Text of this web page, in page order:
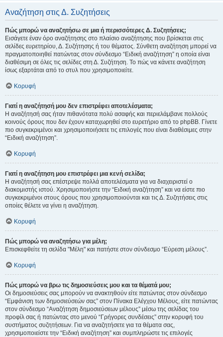
Αναζήτηση στις Δ. Συζητήσεις
Πώς μπορώ να αναζητήσω σε μια ή περισσότερες Δ. Συζητήσεις;
Εισάγετε έναν όρο αναζήτησης στο πλαίσιο αναζήτησης που βρίσκεται στις
σελίδες ευρετηρίου, Δ. Συζήτησης ή του θέματος. Σύνθετη αναζήτηση μπορεί να
πραγματοποιηθεί πατώντας στον σύνδεσμο “Ειδική αναζήτηση” η οποία είναι
διαθέσιμη σε όλες τις σελίδες στη Δ. Συζήτηση. Το πώς να κάνετε αναζήτηση
ίσως εξαρτάται από το στυλ που χρησιμοποιείτε.
Κορυφή
Γιατί η αναζήτησή μου δεν επιστρέφει αποτελέσματα;
Η αναζήτησή σας ήταν πιθανότατα πολύ ασαφής και περιελάμβανε πολλούς
κοινούς όρους που δεν έχουν καταχωρηθεί στο ευρετήριο από το phpBB. Γίνετε
πιο συγκεκριμένοι και χρησιμοποιήσετε τις επιλογές που είναι διαθέσιμες στην
“Ειδική αναζήτηση”.
Κορυφή
Γιατί η αναζήτηση μου επιστρέφει μια κενή σελίδα;
Η αναζήτησή σας επέστρεψε πολλά αποτελέσματα για να διαχειριστεί ο
διακομιστής ιστού. Χρησιμοποιήστε την “Ειδική αναζήτηση” και να είστε πιο
συγκεκριμένοι στους όρους που χρησιμοποιούνται και τις Δ. Συζητήσεις στις
οποίες θέλετε να γίνει η αναζήτηση.
Κορυφή
Πώς μπορώ να αναζητήσω για μέλη;
Επισκεφθείτε τη σελίδα "Μέλη" και πατήστε στον σύνδεσμο “Εύρεση μέλους”.
Κορυφή
Πώς μπορώ να βρω τις δημοσιεύσεις μου και τα θέματά μου;
Οι δημοσιεύσεις σας μπορούν να ανακτηθούν είτε πατώντας στον σύνδεσμο
“Εμφάνιση των δημοσιεύσεών σας” στον Πίνακα Ελέγχου Μέλους, είτε πατώντας
στον σύνδεσμο “Αναζήτηση δημοσιεύσεων μέλους” μέσω της σελίδας του
προφίλ σας ή πατώντας στο μενού “Γρήγορες συνδέσεις” στην κορυφή του
συστήματος συζητήσεων. Για να αναζητήσετε για τα θέματα σας,
χρησιμοποιείστε την “Ειδική αναζήτηση” και συμπληρώστε τις επιλογές